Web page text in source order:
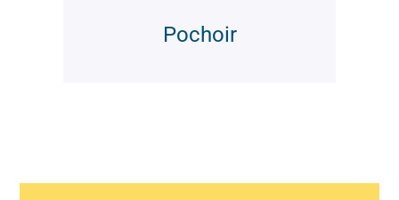
Pochoir